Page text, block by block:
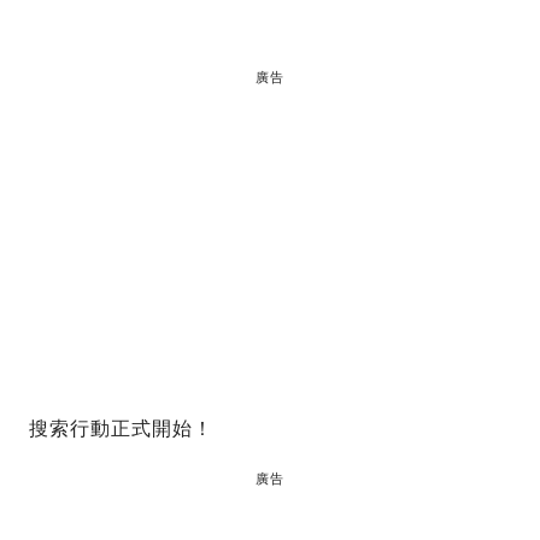
廣告
搜索行動正式開始！
廣告